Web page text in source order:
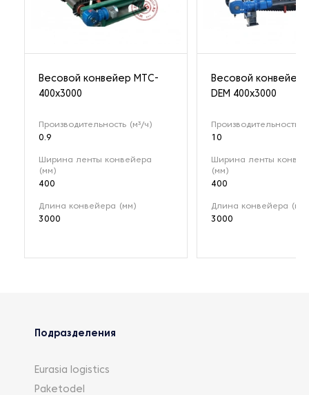
Весовой конвейер MTC-
400x3000
Производительность (м³/ч)
0.9
Ширина ленты конвейера
(мм)
400
Длина конвейера (мм)
3000
Весовой конвейер
DEM 400х3000
Производительность
10
Ширина ленты
(мм)
400
Длина конвейера (мм)
3000
Подразделения
Eurasia logistics
Paketodel